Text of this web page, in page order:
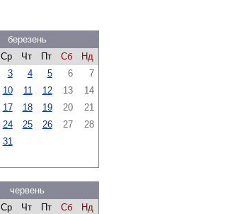
березень
Ср Чт Пт Сб
Нд
3 4 5 6
7
10 11 12 13
14
17 18 19 20
21
24 25 26 27
28
31
червень
Ср Чт Пт Сб
Нд